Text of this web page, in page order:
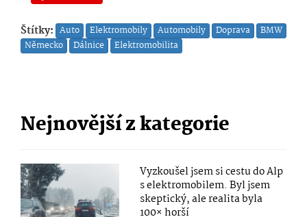
Štítky: Auto Elektromobily Automobily Doprava
BMW
Německo
Dálnice Elektromobilita
Nejnovější z kategorie
Vyzkoušel jsem si cestu do Alp
s elektromobilem. Byl jsem
skeptický, ale realita byla
100× horší